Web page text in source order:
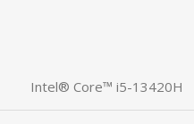
Intel® Core™ i5-13420H